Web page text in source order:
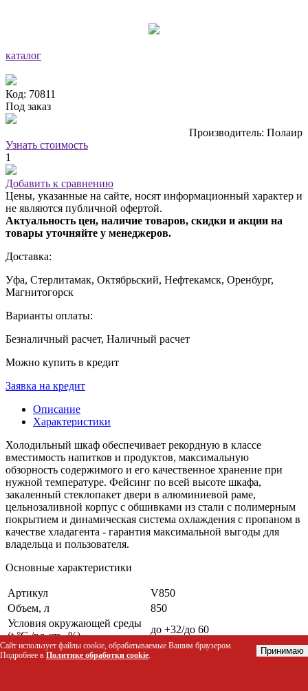
каталог
Код: 70811
Под заказ
Производитель: Полаир
Узнать стоимость
1
Добавить к сравнению
Цены, указанные на сайте, носят информационный характер и
не являются публичной офертой.
Актуальность цен, наличие товаров, скидки и акции на
товары уточняйте у менеджеров.
Доставка:
Уфа, Стерлитамак, Октябрьский, Нефтекамск, Оренбург,
Магнитогорск
Варианты оплаты:
Безналичный расчет, Наличный расчет
Можно купить в кредит
Заявка на кредит
Описание
Характеристики
Холодильный шкаф обеспечивает рекордную в классе
вместимость напитков и продуктов, максимальную
обзорность содержимого и его качественное хранение при
нужной температуре. Фейсинг по всей высоте шкафа,
закаленный стеклопакет двери в алюминиевой раме,
цельнозаливной корпус с обшивками из стали с полимерным
покрытием и динамическая система охлаждения с пропаном в
качестве хладагента - гарантия максимальной выгоды для
владельца и пользователя.
Основные характеристики
Артикул
V850
Объем, л
850
Условия окружающей среды
(t,°C,/вл-сть, %)
до +32/до 60
Расположение агрегата
Нижнее
Сайт использует файлы cookie, обрабатываемые Вашим браузером.
Подробнее в Политике обработки cookie. Принимаю